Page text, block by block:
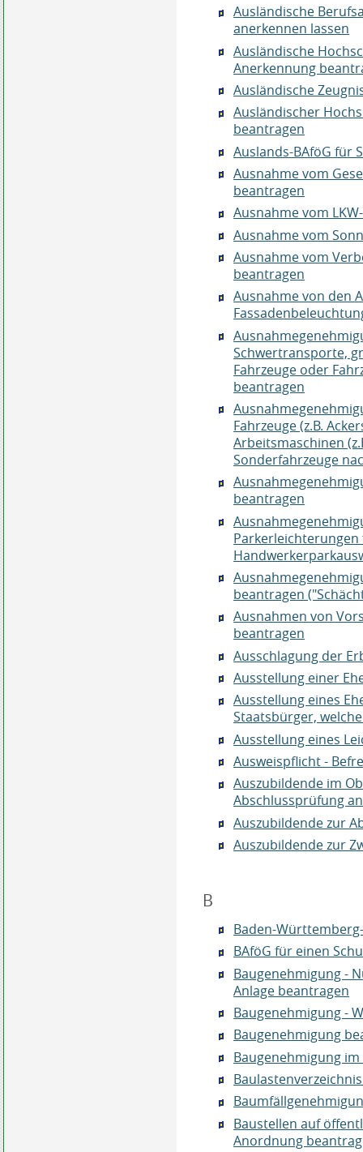
Ausländische
anerkennen lassen
Ausländische
Anerkennung
Ausländische
Ausländischer
beantragen
Auslands-BAföG für
Ausnahme vom
beantragen
Ausnahme vom
Ausnahme vom
Ausnahme vom
beantragen
Ausnahme von den
Schwertransporte,
Fahrzeuge oder
beantragen
Fahrzeuge (z.B.
Arbeitsmaschinen
Sonderfahrzeuge
beantragen
beantragen
Ausnahmen von
beantragen
Ausschlagung der
Ausstellung einer
Ausstellung eines
Staatsbürger,
Ausstellung eines
Ausweispflicht -
Auszubildende im
Abschlussprüfung
Auszubildende zur
Auszubildende zur
B
Baden-
BAföG für einen
Baugenehmigung -
Anlage beantragen
Baugenehmigung -
Baugenehmigung
Baugenehmigung
Baustellen auf
Anordnung